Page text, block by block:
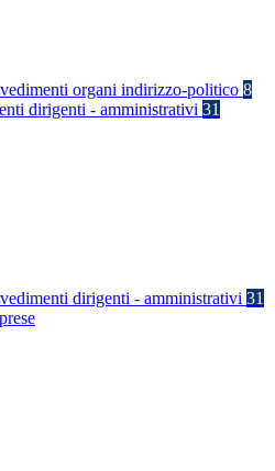
organi indirizzo-politico 8
dirigenti - amministrativi 31
dirigenti - amministrativi 31